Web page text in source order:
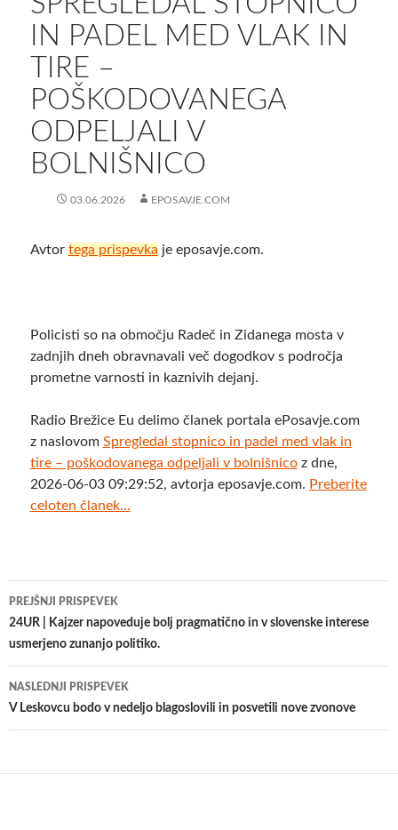
IN PADEL MED VLAK IN
TIRE –
POŠKODOVANEGA
ODPELJALI V
BOLNIŠNICO
03.06.2026 EPOSAVJE.COM
Avtor tega prispevka je eposavje.com.
Policisti so na območju Radeč in Zidanega mosta v
zadnjih dneh obravnavali več dogodkov s področja
prometne varnosti in kaznivih dejanj.
Radio Brežice Eu delimo članek portala ePosavje.com
z naslovom Spregledal stopnico in padel med vlak in
tire – poškodovanega odpeljali v bolnišnicoz dne,
2026-06-03 09:29:52, avtorja eposavje.com. Preberite
celoten članek...
Krmarjenje
po
prispevkih
PREJŠNJI PRISPEVEK
24UR | Kajzer napoveduje bolj pragmatično in v slovenske interese
usmerjeno zunanjo politiko.
NASLEDNJI PRISPEVEK
V Leskovcu bodo v nedeljo blagoslovili in posvetili nove zvonove